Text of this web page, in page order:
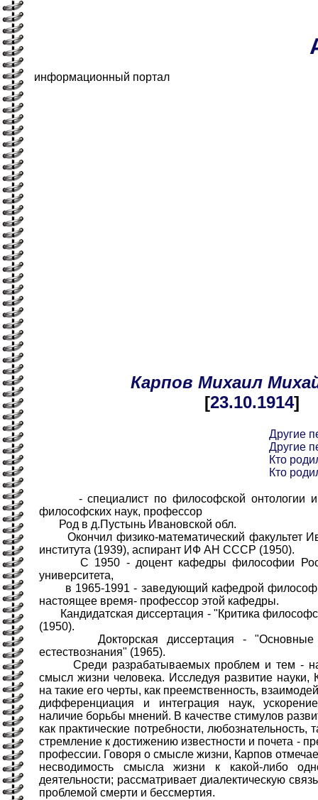
информационный портал
Карпов Михаил
[23.10.1914]
Другие
Другие
Кто
Кто
- специалист по философской онтологии и
философских наук, профессор
Род в д.Пустынь Ивановской обл.
Окончил физико-математический факультет
института (1939), аспирант ИФ АН СССР (1950).
С 1950 - доцент кафедры философии
университета,
в 1965-1991 - заведующий кафедрой
настоящее время- профессор этой кафедры.
Кандидатская диссертация - "Критика
(1950).
Докторская диссертация - "Основные
естествознания" (1965).
Среди разрабатываемых проблем и тем -
смысл жизни человека. Исследуя развитие
на такие его черты, как преемственность,
дифференциация и интеграция наук,
наличие борьбы мнений. В качестве стимулов
как практические потребности, любознательность,
стремление к достижению известности и почета -
профессии. Говоря о смысле жизни, Карпов
несводимость смысла жизни к какой-либо
деятельности; рассматривает диалектическую
проблемой смерти и бессмертия.